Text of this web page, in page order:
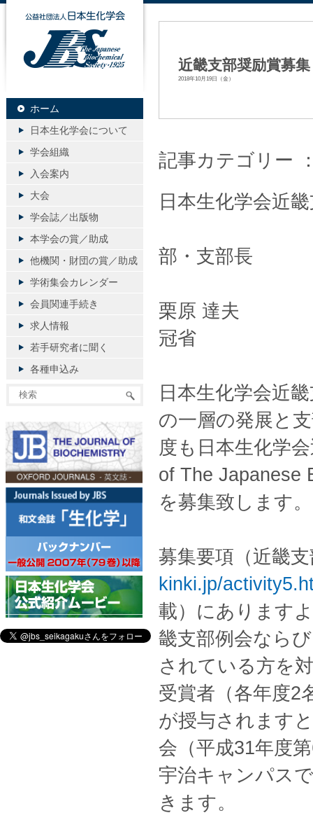
近畿支部奨励賞募集
2018年10月19日（金）
記事カテゴリー
日本生化学会近
部・支部長
栗原 達夫
冠省
日本生化学会近
の一層の発展と
度も日本生化学
of The Japanese
を募集致します。
募集要項（近畿
kinki.jp/
載）にあります
畿支部例会なら
されている方を
受賞者（各年度2
が授与されます
会（平成31年度
宇治キャンパス
きます。
公益社団法人日本生化学会
ホーム
日本生化学会について
学会組織
入会案内
大会
学会誌／出版物
本学会の賞／助成
他機関・財団の賞／助成
学術集会カレンダー
会員関連手続き
求人情報
若手研究者に聞く
各種申込み